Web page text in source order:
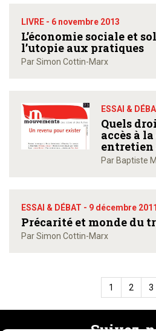
LIVRE - 6 novembre 2013
L’économie sociale et
l’utopie aux pratiques
Par Simon Cottin-Marx
ESSAI &
Quels
accès à
entretien
Castel
Par Baptiste
ESSAI & DÉBAT - 9 décembre 2011
Précarité et monde du
Par Simon Cottin-Marx
1 2 3